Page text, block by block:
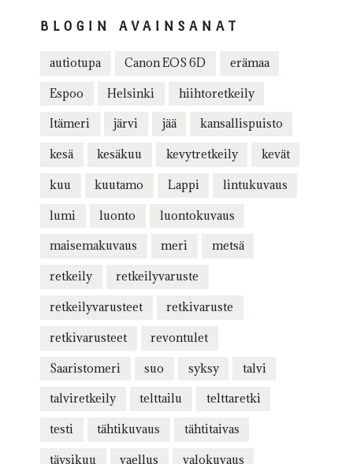
BLOGIN AVAINSANAT
autiotupa Canon EOS 6D erämaa
Espoo Helsinki hiihtoretkeily
Itämeri järvi jää kansallispuisto
kesä kesäkuu kevytretkeily kevät
kuu kuutamo Lappi lintukuvaus
lumi luonto luontokuvaus
maisemakuvaus meri metsä
retkeily retkeilyvaruste
retkeilyvarusteet retkivaruste
retkivarusteet revontulet
Saaristomeri suo syksy talvi
talviretkeily telttailu telttaretki
testi tähtikuvaus tähtitaivas
täysikuu vaellus valokuvaus